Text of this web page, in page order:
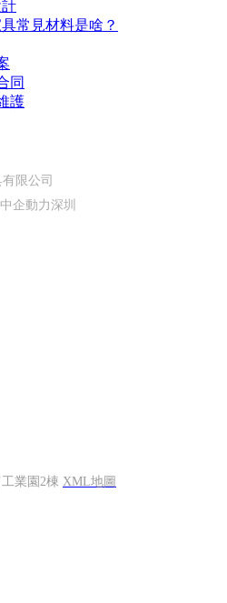
常見材料是啥？
同
護
限公司
中企動力深圳
業園2棟 XML地圖